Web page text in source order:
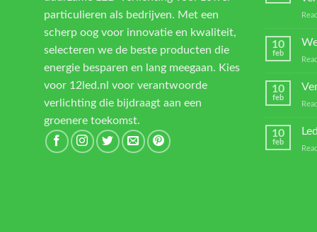
particulieren als bedrijven. Met een
scherp oog voor innovatie en kwaliteit,
selecteren we de beste producten die
energie besparen en lang meegaan. Kies
voor 12led.nl voor verantwoorde
verlichting die bijdraagt aan een
groenere toekomst.
10
feb
10
feb
10
feb